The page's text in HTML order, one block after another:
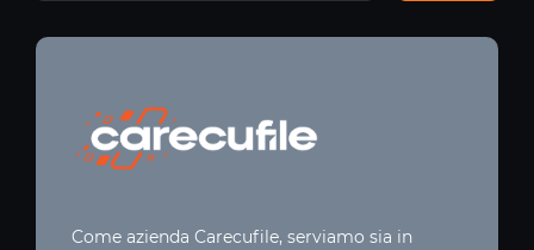
Come azienda Carecufile, serviamo sia in